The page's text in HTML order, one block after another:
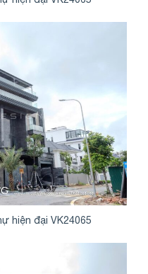
hiện đại VK24065